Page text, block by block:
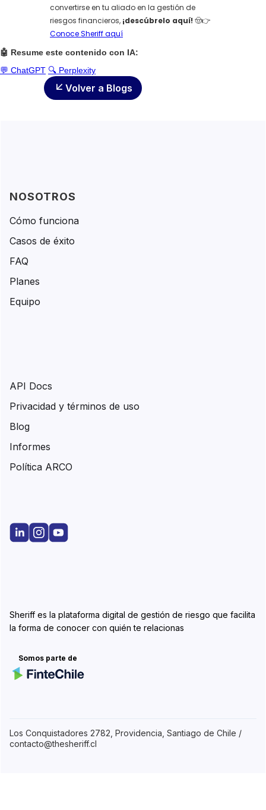
convertirse en tu aliado en la gestión de
riesgos financieros, ¡descúbrelo aquí! 🤠👉
Conoce Sheriff aquí
🤖 Resume este contenido con IA:
💬 ChatGPT 🔍 Perplexity
Volver a Blogs
Sheriff es la plataforma digital de gestión de riesgo que facilita
la forma de conocer con quién te relacionas
Somos parte de
NOSOTROS
Cómo funciona
Casos de éxito
FAQ
Planes
Equipo
API Docs
Privacidad y términos de uso
Blog
Informes
Política ARCO
Los Conquistadores 2782, Providencia, Santiago de Chile /
contacto@thesheriff.cl